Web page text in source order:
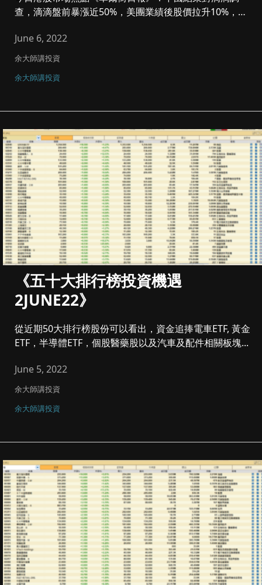
查，滴滴盤前暴漲近50%，美團業績後股價拉升10%，多
June 6, 2022
余大師講投資
余大師講投資
《五十大排行榜投資機遇
2JUNE22》
從近期50大排行榜股份可以看出，資金追捧電車ETF, 黃金
ETF，半導體ETF，個股醫藥股以及汽車及配件相關板塊...
June 5, 2022
余大師講投資
余大師講投資